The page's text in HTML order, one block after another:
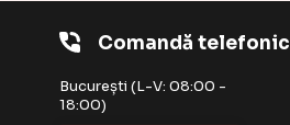
Comandă telefonic
București (L-V: 08:00 -
18:00)